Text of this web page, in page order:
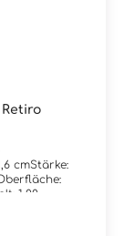
Retiro
cmStärke:
1,00